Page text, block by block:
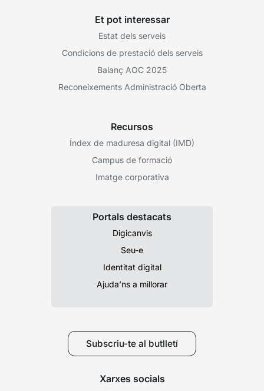
Et pot interessar
Estat dels serveis
Condicions de prestació dels serveis
Balanç AOC 2025
Reconeixements Administració Oberta
Recursos
Índex de maduresa digital (IMD)
Campus de formació
Imatge corporativa
Portals destacats
Digicanvis
Seu-e
Identitat digital
Ajuda’ns a millorar
Subscriu-te al butlletí
Xarxes socials